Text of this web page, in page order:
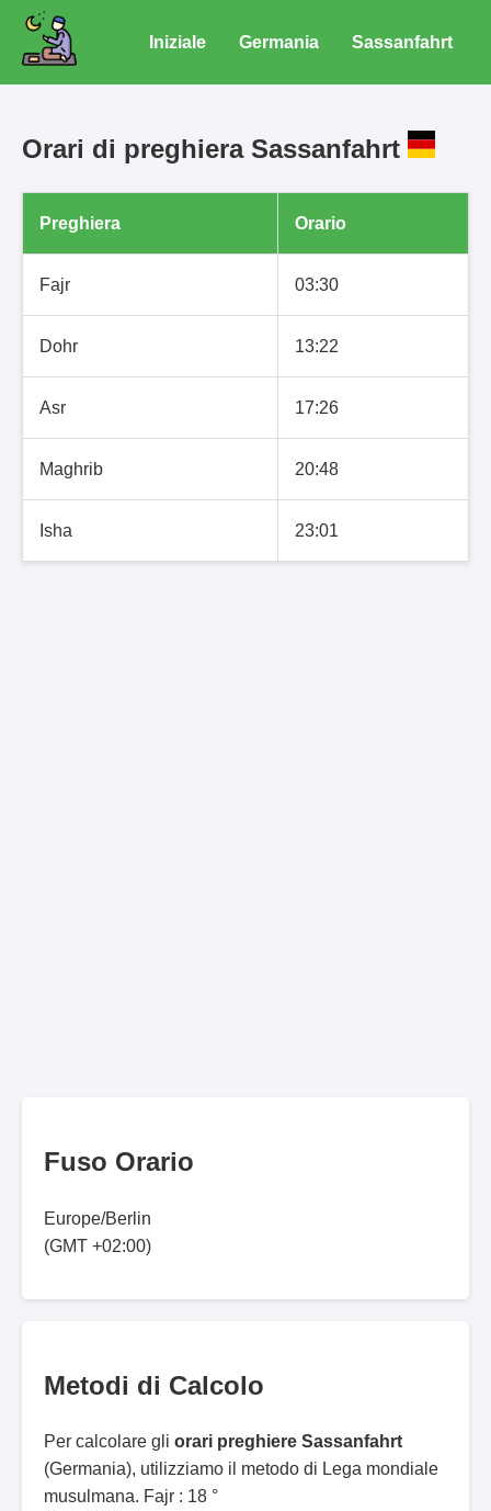
Iniziale Germania Sassanfahrt
Orari di preghiera Sassanfahrt
Preghiera Orario
Fajr 03:30
Dohr 13:22
Asr 17:26
Maghrib 20:48
Isha 23:01
Fuso Orario
Europe/Berlin
(GMT +02:00)
Metodi di Calcolo
Per calcolare gli orari preghiere Sassanfahrt
(Germania), utilizziamo il metodo di Lega mondiale
musulmana. Fajr : 18 °